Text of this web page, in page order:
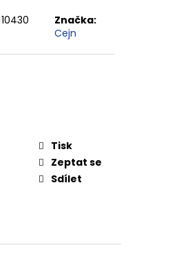
10430
Značka:
Cejn
Tisk
Zeptat se
Sdílet